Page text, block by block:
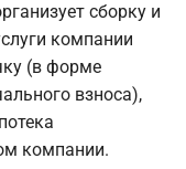
сборку и
компании
(в форме
взноса),
компании.